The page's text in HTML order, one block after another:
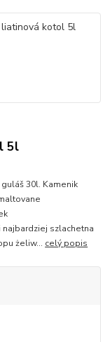
5l
30l. Kamenik
najbardziej szlachetna
żeliw... celý popis